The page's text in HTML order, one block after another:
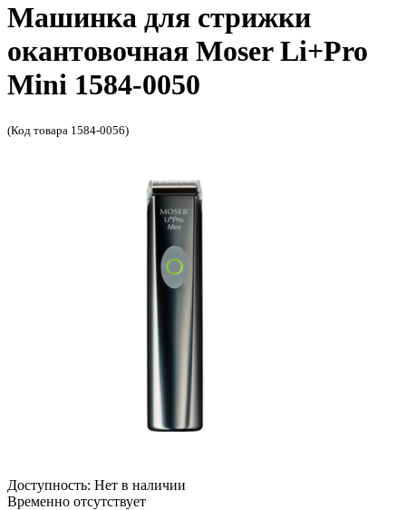
Машинка для стрижки
окантовочная Moser Li+Pro
Mini 1584-0050
(Код товара 1584-0056)
Доступность: Нет в наличии
Временно отсутствует